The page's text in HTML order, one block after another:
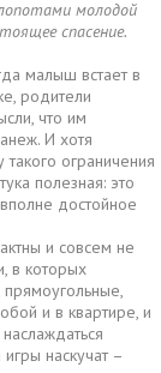
молодой
спасение.
малыш встает в
родители
что им
И хотя
такого ограничения
полезная: это
достойное
и совсем не
в которых
и в квартире, и
наскучат –